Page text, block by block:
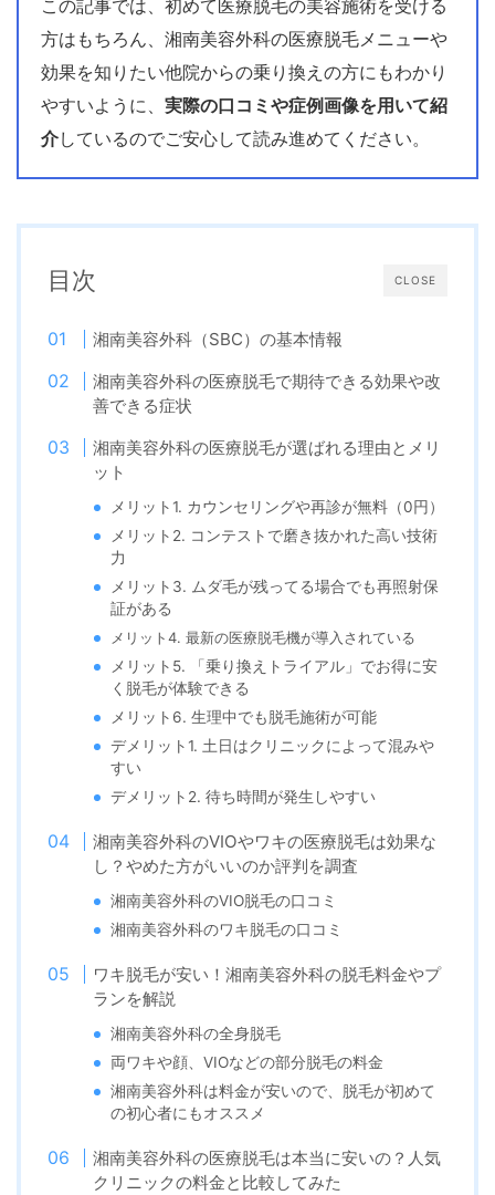
この記事では、初めて医療脱毛の美容施術を受ける
方はもちろん、湘南美容外科の医療脱毛メニューや
効果を知りたい他院からの乗り換えの方にもわかり
やすいように、 実際の口コミや症例画像を用いて紹
介しているのでご安心して読み進めてください。
CLOSE
目次
湘南美容外科（SBC）の基本情報
湘南美容外科の医療脱毛で期待できる効果や改
善できる症状
湘南美容外科の医療脱毛が選ばれる理由とメリ
ット
メリット1. カウンセリングや再診が無料（0円）
メリット2. コンテストで磨き抜かれた高い技術
力
メリット3. ムダ毛が残ってる場合でも再照射保
証がある
メリット4. 最新の医療脱毛機が導入されている
メリット5. 「乗り換えトライアル」でお得に安
く脱毛が体験できる
メリット6. 生理中でも脱毛施術が可能
デメリット1. 土日はクリニックによって混みや
すい
デメリット2. 待ち時間が発生しやすい
湘南美容外科のVIOやワキの医療脱毛は効果な
し？やめた方がいいのか評判を調査
湘南美容外科のVIO脱毛の口コミ
湘南美容外科のワキ脱毛の口コミ
ワキ脱毛が安い！湘南美容外科の脱毛料金やプ
ランを解説
湘南美容外科の全身脱毛
両ワキや顔、VIOなどの部分脱毛の料金
湘南美容外科は料金が安いので、脱毛が初めて
の初心者にもオススメ
湘南美容外科の医療脱毛は本当に安いの？人気
クリニックの料金と比較してみた